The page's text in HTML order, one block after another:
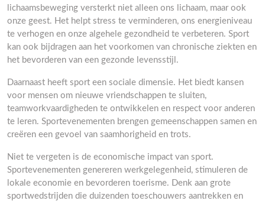
lichaamsbeweging versterkt niet alleen ons lichaam, maar ook
onze geest. Het helpt stress te verminderen, ons energieniveau
te verhogen en onze algehele gezondheid te verbeteren. Sport
kan ook bijdragen aan het voorkomen van chronische ziekten en
het bevorderen van een gezonde levensstijl.
Daarnaast heeft sport een sociale dimensie. Het biedt kansen
voor mensen om nieuwe vriendschappen te sluiten,
teamworkvaardigheden te ontwikkelen en respect voor anderen
te leren. Sportevenementen brengen gemeenschappen samen en
creëren een gevoel van saamhorigheid en trots.
Niet te vergeten is de economische impact van sport.
Sportevenementen genereren werkgelegenheid, stimuleren de
lokale economie en bevorderen toerisme. Denk aan grote
sportwedstrijden die duizenden toeschouwers aantrekken en